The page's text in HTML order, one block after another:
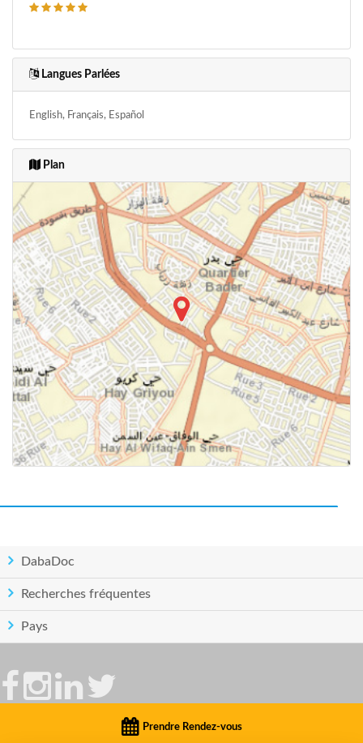
Langues Parlées
English, Français, Español
Plan
Prendre Rendez-vous
DabaDoc
Recherches fréquentes
Pays
© Copyright DabaDoc.com 2026 - Tous droits réservés..